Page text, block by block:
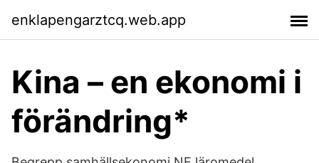
enklapengarztcq.web.app
Kina – en ekonomi i
förändring*